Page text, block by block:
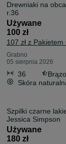
Drewniaki na
r.36
Używane
100 zł
107 zł z
Grabno
05 sierpnia 2026
36
Skóra
Szpilki czarne
Jessica Simpson
Używane
180 zł